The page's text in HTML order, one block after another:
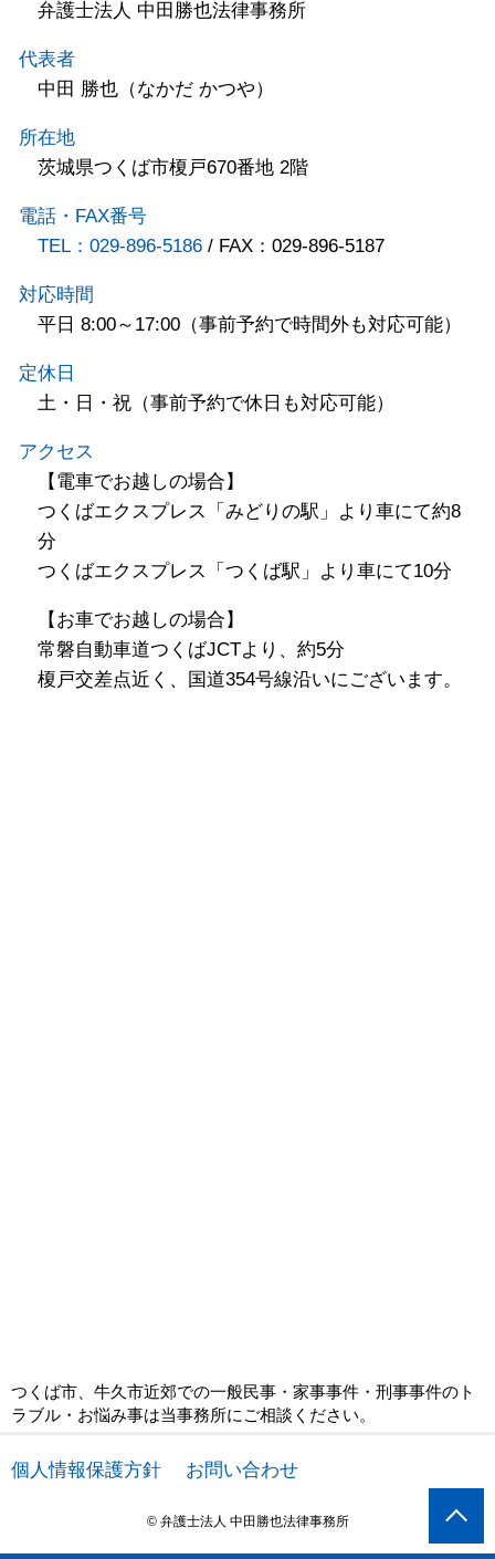
弁護士法人 中田勝也法律事務所
代表者
中田 勝也（なかだ かつや）
所在地
茨城県つくば市榎戸670番地 2階
電話・FAX番号
TEL：029-896-5186 / FAX：029-896-5187
対応時間
平日 8:00～17:00（事前予約で時間外も対応可能）
定休日
土・日・祝（事前予約で休日も対応可能）
アクセス
【電車でお越しの場合】
つくばエクスプレス「みどりの駅」より車にて約8
分
つくばエクスプレス「つくば駅」より車にて10分
【お車でお越しの場合】
常磐自動車道つくばJCTより、約5分
榎戸交差点近く、国道354号線沿いにございます。
つくば市、牛久市近郊での一般民事・家事事件・刑事事件のト
ラブル・お悩み事は当事務所にご相談ください。
個人情報保護方針 お問い合わせ
© 弁護士法人 中田勝也法律事務所